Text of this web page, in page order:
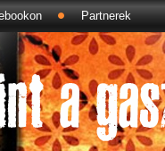
Partnerek